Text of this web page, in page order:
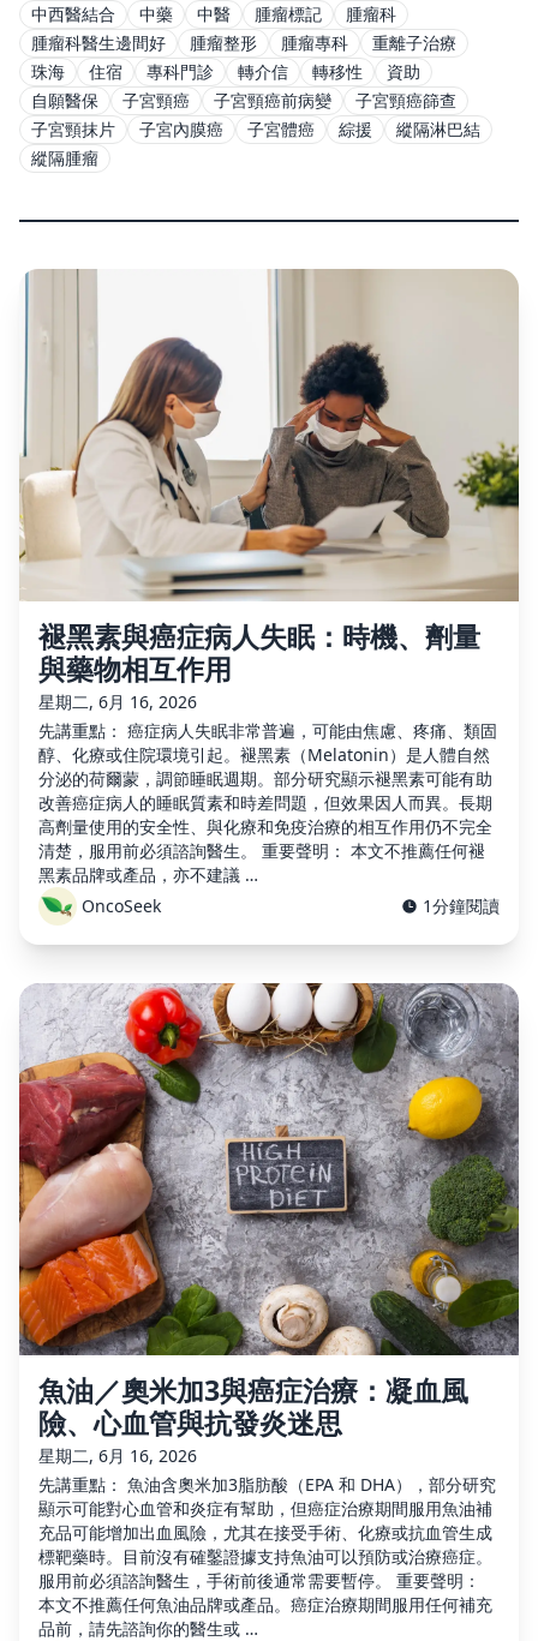
中西醫結合 中藥 中醫 腫瘤標記
腫瘤科
腫瘤科醫生邊間好
腫瘤整形 腫瘤專科
重離子治療
珠海
住宿 專科門診 轉介信 轉移性
資助
自願醫保
子宮頸癌 子宮頸癌前病變
子宮頸癌篩查
子宮頸抹片
子宮內膜癌 子宮體癌 綜援
縱隔淋巴結
縱隔腫瘤
褪黑素與癌症病人失眠：時機、劑量
與藥物相互作用
星期二, 6月 16, 2026
先講重點： 癌症病人失眠非常普遍，可能由焦慮、疼痛、類固
醇、化療或住院環境引起。褪黑素（Melatonin）是人體自然
分泌的荷爾蒙，調節睡眠週期。部分研究顯示褪黑素可能有助
改善癌症病人的睡眠質素和時差問題，但效果因人而異。長期
高劑量使用的安全性、與化療和免疫治療的相互作用仍不完全
清楚，服用前必須諮詢醫生。 重要聲明： 本文不推薦任何褪
黑素品牌或產品，亦不建議 …
OncoSeek
1分鐘閱讀
魚油／奧米加3與癌症治療：凝血風
險、心血管與抗發炎迷思
星期二, 6月 16, 2026
先講重點： 魚油含奧米加3脂肪酸（EPA 和 DHA），部分研究
顯示可能對心血管和炎症有幫助，但癌症治療期間服用魚油補
充品可能增加出血風險，尤其在接受手術、化療或抗血管生成
標靶藥時。目前沒有確鑿證據支持魚油可以預防或治療癌症。
服用前必須諮詢醫生，手術前後通常需要暫停。 重要聲明：
本文不推薦任何魚油品牌或產品。癌症治療期間服用任何補充
品前，請先諮詢你的醫生或 …